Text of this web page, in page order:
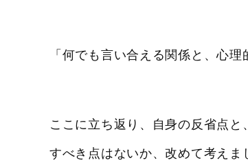
「何でも言い合える関係と、心
ここに立ち返り、自身の反省点
すべき点はないか、改めて考えま